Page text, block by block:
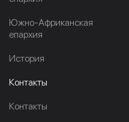
Южно-Африканская
епархия
История
Контакты
Контакты